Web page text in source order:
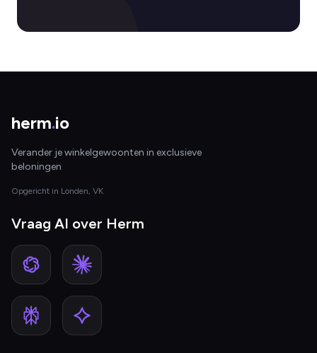
herm.io
Verander je winkelgewoonten in exclusieve
beloningen
Opgericht in Londen, VK
Vraag AI over Herm